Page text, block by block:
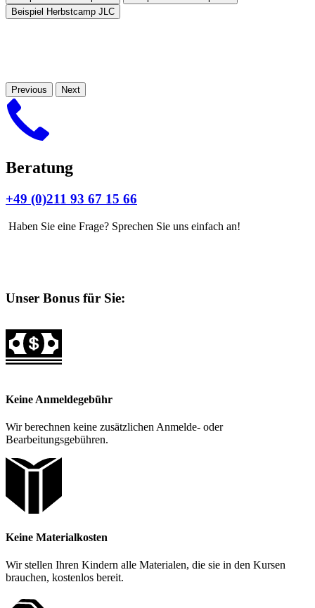
Beispiel Herbstcamp JLC
Previous Next
Beratung
+49 (0)211 93 67 15 66
Haben Sie eine Frage? Sprechen Sie uns einfach an!
Unser Bonus für Sie:
Keine Anmeldegebühr
Wir berechnen keine zusätzlichen Anmelde- oder
Bearbeitungsgebühren.
Keine Materialkosten
Wir stellen Ihren Kindern alle Materialen, die sie in den Kursen
brauchen, kostenlos bereit.